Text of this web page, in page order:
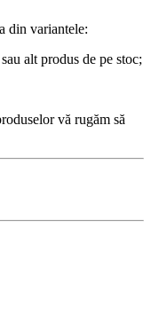
din variantele:
alt produs de pe stoc;
vă rugăm să